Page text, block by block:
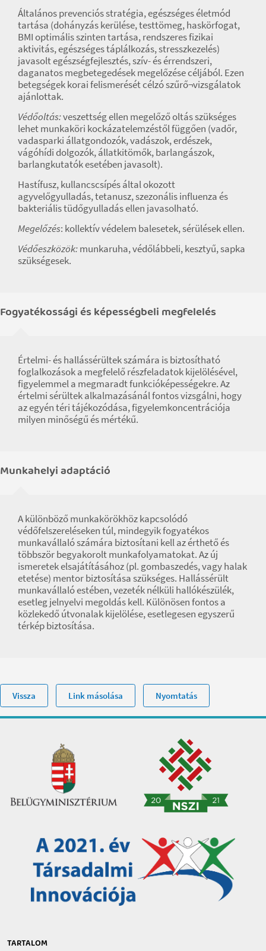
Általános prevenciós stratégia, egészséges életmód
tartása (dohányzás kerülése, testtömeg, haskörfogat,
BMI optimális szinten tartása, rendszeres fizikai
aktivitás, egészséges táplálkozás, stresszkezelés)
javasolt egészségfejlesztés, szív- és érrendszeri,
daganatos megbetegedések megelőzése céljából. Ezen
betegségek korai felismerését célzó szűrő¬vizsgálatok
ajánlottak.
Védőoltás:veszettség ellen megelőző oltás szükséges
lehet munkaköri kockázatelemzéstől függően (vadőr,
vadasparki állatgondozók, vadászok, erdészek,
vágóhídi dolgozók, állatkitömők, barlangászok,
barlangkutatók esetében javasolt).
Hastífusz, kullancscsípés által okozott
agyvelőgyulladás, tetanusz, szezonális influenza és
bakteriális tüdőgyulladás ellen javasolható.
Megelőzés: kollektív védelem balesetek, sérülések ellen.
Védőeszközök:munkaruha, védőlábbeli, kesztyű, sapka
szükségesek.
Fogyatékossági és képességbeli megfelelés
Értelmi- és hallássérültek számára is biztosítható
foglalkozások a megfelelő részfeladatok kijelölésével,
figyelemmel a megmaradt funkcióképességekre. Az
értelmi sérültek alkalmazásánál fontos vizsgálni, hogy
az egyén téri tájékozódása, figyelemkoncentrációja
milyen minőségű és mértékű.
Munkahelyi adaptáció
A különböző munkakörökhöz kapcsolódó
védőfelszereléseken túl, mindegyik fogyatékos
munkavállaló számára biztosítani kell az érthető és
többször begyakorolt munkafolyamatokat. Az új
ismeretek elsajátításához (pl. gombaszedés, vagy halak
etetése) mentor biztosítása szükséges. Hallássérült
munkavállaló estében, vezeték nélküli hallókészülék,
esetleg jelnyelvi megoldás kell. Különösen fontos a
közlekedő útvonalak kijelölése, esetlegesen egyszerű
térkép biztosítása.
Vissza Link másolása Nyomtatás
TARTALOM